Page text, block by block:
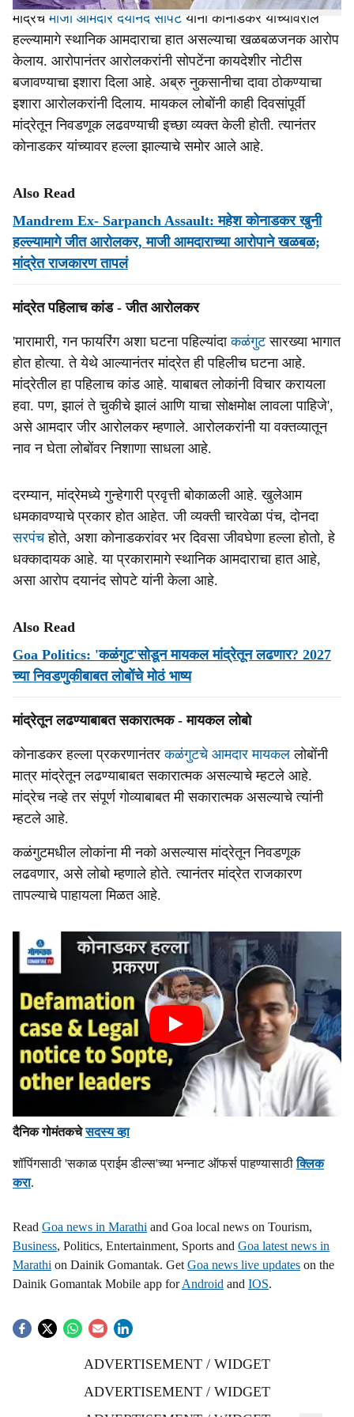
मांद्रेचे माजी आमदार दयानंद सोपटे यांनी कोनाडकर यांच्यावरील
हल्ल्यामागे स्थानिक आमदाराचा हात असल्याचा खळबळजनक आरोप
केलाय. आरोपानंतर आरोलकरांनी सोपटेंना कायदेशीर नोटीस
बजावण्याचा इशारा दिला आहे. अब्रु नुकसानीचा दावा ठोकण्याचा
इशारा आरोलकरांनी दिलाय. मायकल लोबोंनी काही दिवसांपूर्वी
मांद्रेतून निवडणूक लढवण्याची इच्छा व्यक्त केली होती. त्यानंतर
कोनाडकर यांच्यावर हल्ला झाल्याचे समोर आले आहे.
Also Read
Mandrem Ex- Sarpanch Assault: महेश कोनाडकर खुनी
हल्ल्यामागे जीत आरोलकर, माजी आमदाराच्या आरोपाने खळबळ;
मांद्रेत राजकारण तापलं
मांद्रेत पहिलाच कांड - जीत आरोलकर
'मारामारी, गन फायरिंग अशा घटना पहिल्यांदाकळंगुटसारख्या भागात
होत होत्या. ते येथे आल्यानंतर मांद्रेत ही पहिलीच घटना आहे.
मांद्रेतील हा पहिलाच कांड आहे. याबाबत लोकांनी विचार करायला
हवा. पण, झालं ते चुकीचे झालं आणि याचा सोक्षमोक्ष लावला पाहिजे',
असे आमदार जीर आरोलकर म्हणाले. आरोलकरांनी या वक्तव्यातून
नाव न घेता लोबोंवर निशाणा साधला आहे.
दरम्यान, मांद्रेमध्ये गुन्हेगारी प्रवृत्ती बोकाळली आहे. खुलेआम
धमकावण्याचे प्रकार होत आहेत. जी व्यक्ती चारवेळा पंच, दोनदा
सरपंचहोते, अशा कोनाडकरांवर भर दिवसा जीवघेणा हल्ला होतो, हे
धक्कादायक आहे. या प्रकारामागे स्थानिक आमदाराचा हात आहे,
असा आरोप दयानंद सोपटे यांनी केला आहे.
Also Read
Goa Politics: 'कळंगुट'सोडून मायकल मांद्रेतून लढणार? 2027
च्या निवडणुकीबाबत लोबोंचे मोठं भाष्य
मांद्रेतून लढण्याबाबत सकारात्मक - मायकल लोबो
कोनाडकर हल्ला प्रकरणानंतरकळंगुटचे आमदार मायकल लोबोंनी
मात्र मांद्रेतून लढण्याबाबत सकारात्मक असल्याचे म्हटले आहे.
मांद्रेच नव्हे तर संपूर्ण गोव्याबाबत मी सकारात्मक असल्याचे त्यांनी
म्हटले आहे.
कळंगुटमधील लोकांना मी नको असल्यास मांद्रेतून निवडणूक
लढवणार, असे लोबो म्हणाले होते. त्यानंतर मांद्रेत राजकारण
तापल्याचे पाहायला मिळत आहे.
दैनिक गोमंतकचेसदस्य व्हा
शॉपिंगसाठी 'सकाळ प्राईम डील्स'च्या भन्नाट ऑफर्स पाहण्यासाठीक्लिक
करा.
Read Goa news in Marathi and Goa local news on Tourism,
Business, Politics, Entertainment, Sports and Goa latest news in
Marathi on Dainik Gomantak. Get Goa news live updates on the
Dainik Gomantak Mobile app forAndroid and IOS.
ADVERTISEMENT / WIDGET
ADVERTISEMENT / WIDGET